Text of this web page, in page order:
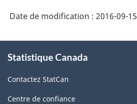
de
l'enquête
sur
la
Date de modification : 2016-09-15
propos
ce
site
Statistique Canada
Contactez StatCan
Centre de confiance